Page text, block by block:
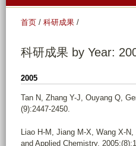
首页 / 科研成果 /
科研成果 by Year:
2005
Tan N, Zhang Y-J, Ouyang Q,
(9):2447-2450.
Liao H-M, Jiang M-X, Wang X-
and Applied Chemistry.